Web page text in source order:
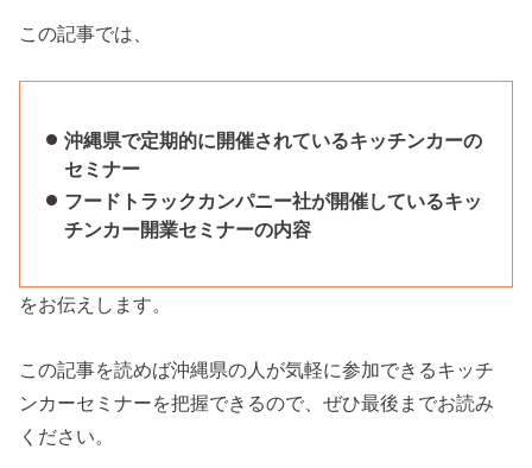
この記事では、
沖縄県で定期的に開催されているキッチンカーの
セミナー
フードトラックカンパニー社が開催しているキッ
チンカー開業セミナーの内容
をお伝えします。
この記事を読めば沖縄県の人が気軽に参加できるキッチ
ンカーセミナーを把握できるので、ぜひ最後までお読み
ください。